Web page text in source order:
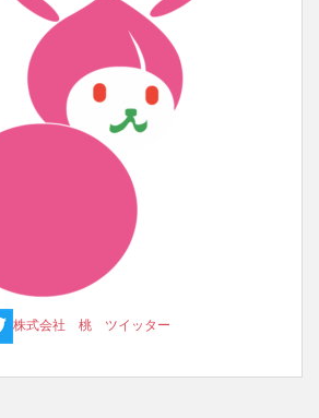
株式会社 桃 ツイッター